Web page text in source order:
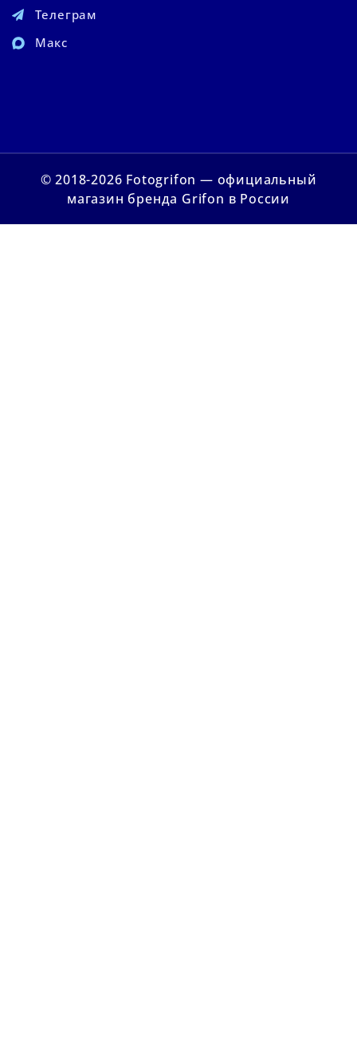
Телеграм
Макс
© 2018-2026 Fotogrifon — официальный
магазин бренда Grifon в России